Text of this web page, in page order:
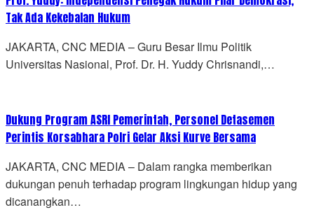
Tak Ada Kekebalan Hukum
JAKARTA, CNC MEDIA – Guru Besar Ilmu Politik
Universitas Nasional, Prof. Dr. H. Yuddy Chrisnandi,…
Dukung Program ASRI Pemerintah, Personel Detasemen
Perintis Korsabhara Polri Gelar Aksi Kurve Bersama
JAKARTA, CNC MEDIA – Dalam rangka memberikan
dukungan penuh terhadap program lingkungan hidup yang
dicanangkan…